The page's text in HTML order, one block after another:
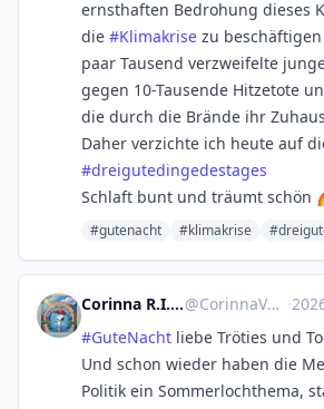
ernsthaften Bedrohung dieses
die #Klimakrise zu
paar Tausend verzweifelte
gegen 10-Tausende Hitzetote
die durch die Brände ihr
Daher verzichte ich heute auf
#dreigutedingedestages
Schlaft bunt und träumt schön
#gutenacht #klimakrise
Corinna R.I.P. Natenom :nona:@CorinnaVahrenk1@troet.cafe ·
#GuteNacht liebe Tröties und
Und schon wieder haben die
Politik ein Sommerlochthema,